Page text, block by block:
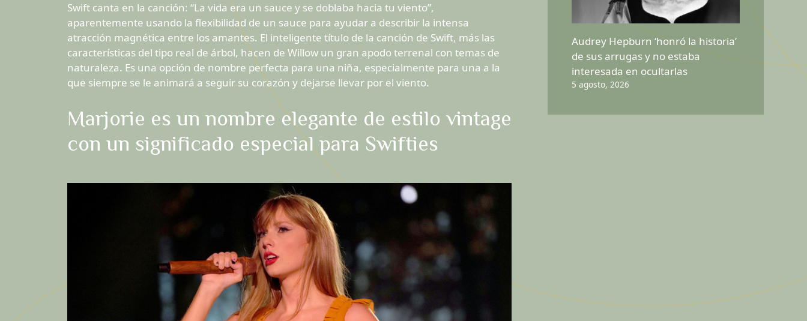
Swift canta en la canción: “La vida era un sauce y se doblaba hacia tu viento”,
aparentemente usando la flexibilidad de un sauce para ayudar a describir la intensa
atracción magnética entre los amantes. El inteligente título de la canción de Swift, más las
características del tipo real de árbol, hacen de Willow un gran apodo terrenal con temas de
naturaleza. Es una opción de nombre perfecta para una niña, especialmente para una a la
que siempre se le animará a seguir su corazón y dejarse llevar por el viento.
Marjorie es un nombre elegante de estilo vintage
con un significado especial para Swifties
Audrey Hepburn ‘honró la historia’
de sus arrugas y no estaba
interesada en ocultarlas
5 agosto, 2026